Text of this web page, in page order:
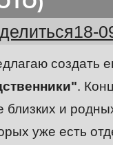
18-
создать
.
близких и
уже есть